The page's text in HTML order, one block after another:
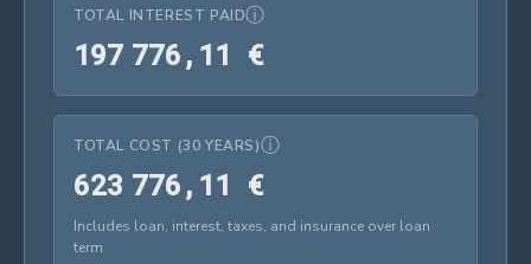
TOTAL INTEREST PAIDⓘ
197 776, 11 €197 776,11 €
TOTAL COST (30 YEARS)ⓘ
623 776, 11 €623 776,11 €
Includes loan, interest, taxes, and insurance over loan
term